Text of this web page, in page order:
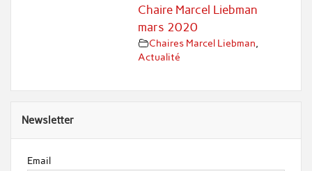
Chaire Marcel Liebman
mars 2020
Chaires Marcel Liebman
Actualité
Newsletter
Email